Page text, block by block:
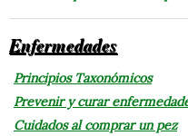
Enfermedades
Principios Taxonómicos
Prevenir y curar
Cuidados al comprar un pez